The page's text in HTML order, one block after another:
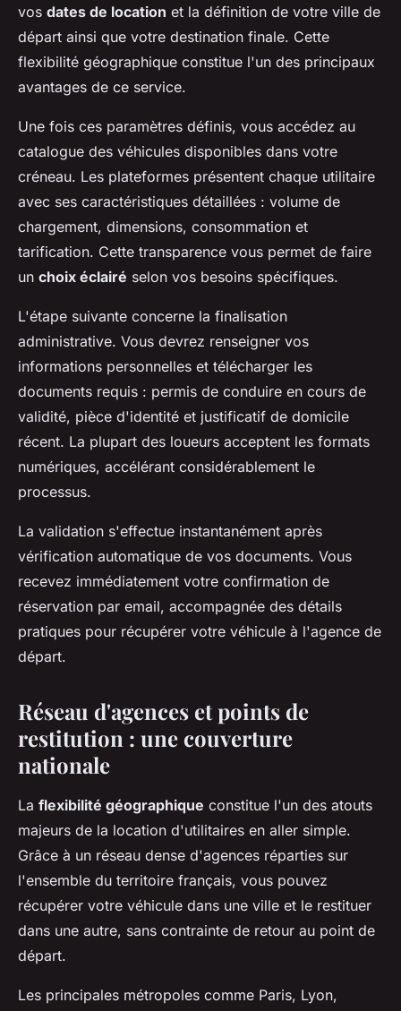
vos dates de location et la définition de votre ville de
départ ainsi que votre destination finale. Cette
flexibilité géographique constitue l'un des principaux
avantages de ce service.
Une fois ces paramètres définis, vous accédez au
catalogue des véhicules disponibles dans votre
créneau. Les plateformes présentent chaque utilitaire
avec ses caractéristiques détaillées : volume de
chargement, dimensions, consommation et
tarification. Cette transparence vous permet de faire
un choix éclairé selon vos besoins spécifiques.
L'étape suivante concerne la finalisation
administrative. Vous devrez renseigner vos
informations personnelles et télécharger les
documents requis : permis de conduire en cours de
validité, pièce d'identité et justificatif de domicile
récent. La plupart des loueurs acceptent les formats
numériques, accélérant considérablement le
processus.
La validation s'effectue instantanément après
vérification automatique de vos documents. Vous
recevez immédiatement votre confirmation de
réservation par email, accompagnée des détails
pratiques pour récupérer votre véhicule à l'agence de
départ.
Réseau d'agences et points de
restitution : une couverture
nationale
La flexibilité géographique constitue l'un des atouts
majeurs de la location d'utilitaires en aller simple.
Grâce à un réseau dense d'agences réparties sur
l'ensemble du territoire français, vous pouvez
récupérer votre véhicule dans une ville et le restituer
dans une autre, sans contrainte de retour au point de
départ.
Les principales métropoles comme Paris, Lyon,